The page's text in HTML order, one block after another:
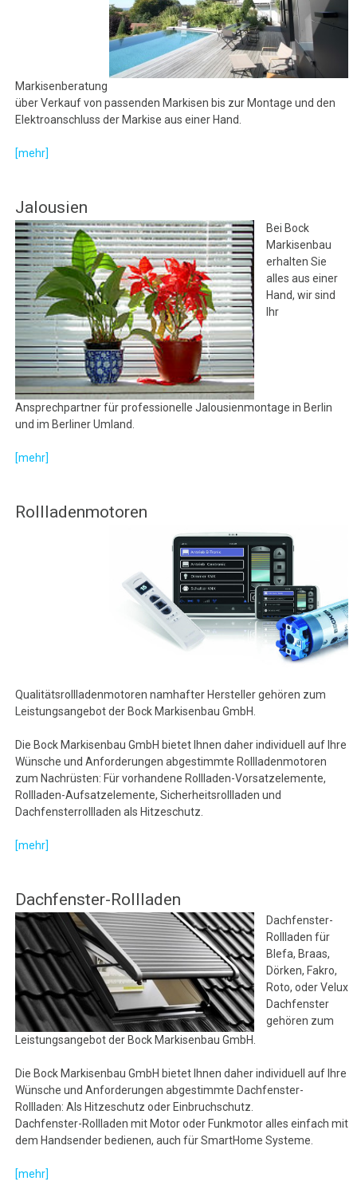
Markisenberatung
über Verkauf von passenden Markisen bis zur Montage und den
Elektroanschluss der Markise aus einer Hand.
[mehr]
Jalousien
Bei Bock
Markisenbau
erhalten Sie
alles aus einer
Hand, wir sind
Ihr
Ansprechpartner für professionelle Jalousienmontage in Berlin
und im Berliner Umland.
[mehr]
Rollladenmotoren
Qualitätsrollladenmotoren namhafter Hersteller gehören zum
Leistungsangebot der Bock Markisenbau GmbH.
Die Bock Markisenbau GmbH bietet Ihnen daher individuell auf Ihre
Wünsche und Anforderungen abgestimmte Rollladenmotoren
zum Nachrüsten: Für vorhandene Rollladen-Vorsatzelemente,
Rollladen-Aufsatzelemente, Sicherheitsrollladen und
Dachfensterrollladen als Hitzeschutz.
[mehr]
Dachfenster-Rollladen
Dachfenster-
Rollladen für
Blefa, Braas,
Dörken, Fakro,
Roto, oder Velux
Dachfenster
gehören zum
Leistungsangebot der Bock Markisenbau GmbH.
Die Bock Markisenbau GmbH bietet Ihnen daher individuell auf Ihre
Wünsche und Anforderungen abgestimmte Dachfenster-
Rollladen: Als Hitzeschutz oder Einbruchschutz.
Dachfenster-Rollladen mit Motor oder Funkmotor alles einfach mit
dem Handsender bedienen, auch für SmartHome Systeme.
[mehr]